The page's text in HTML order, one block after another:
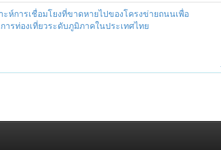
ะห์การเชื่อมโยงที่ขาดหายไปของโครงข่ายถนนเพื่อ
รท่องเที่ยวระดับภูมิภาคในประเทศไทย